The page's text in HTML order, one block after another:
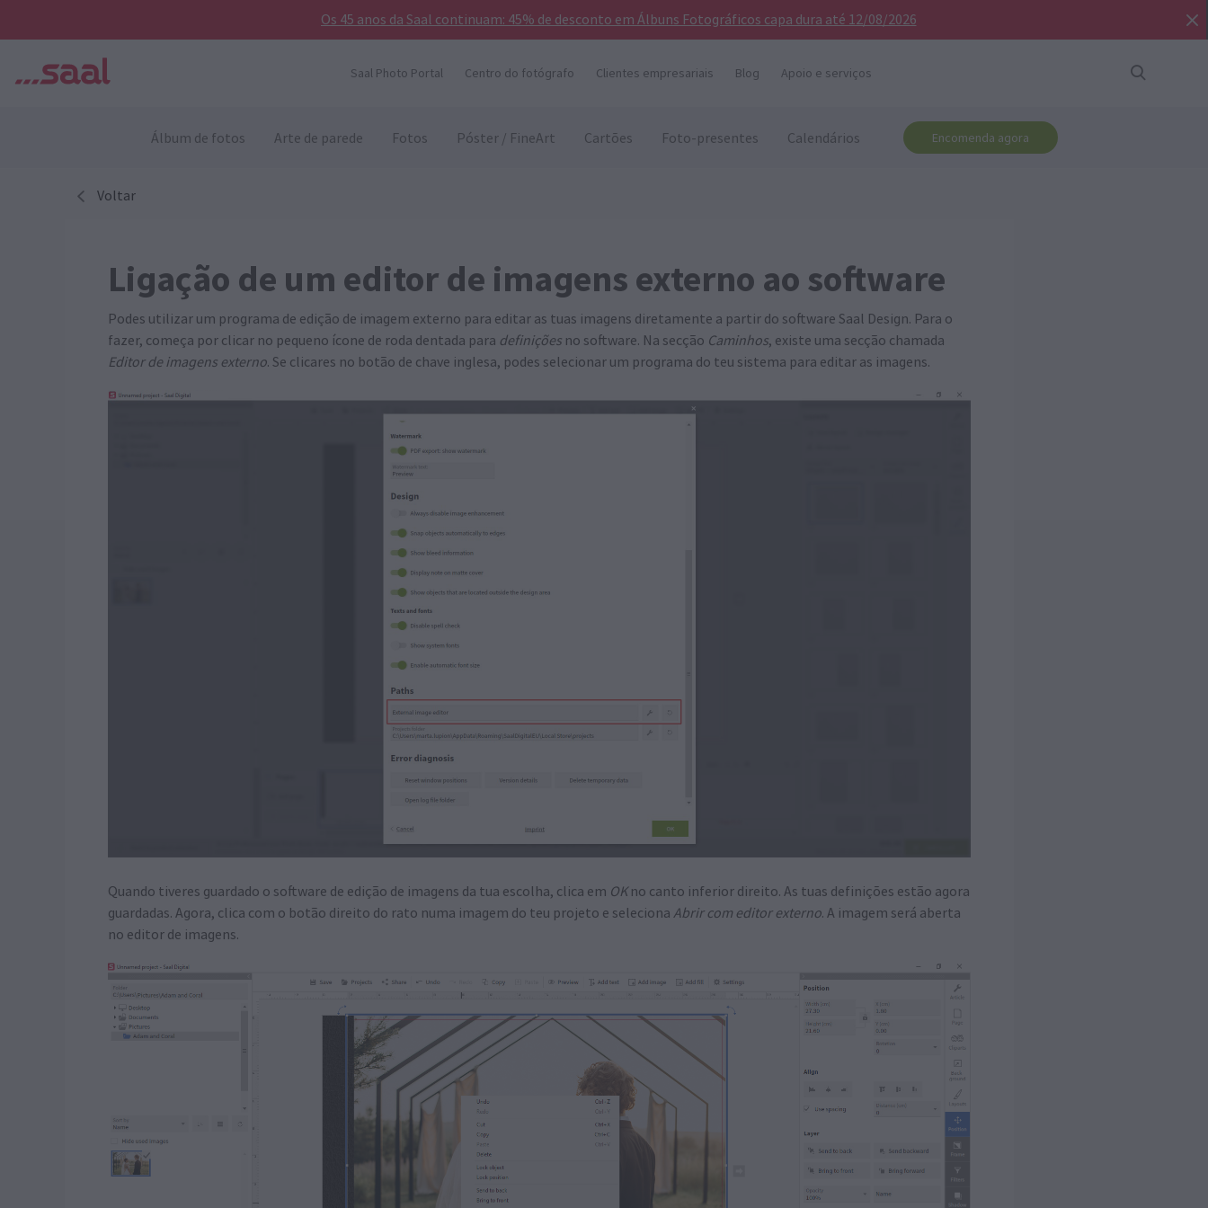
Os 45 anos da Saal continuam: 45% de desconto em Álbuns Fotográficos capa dura até 12/08/2026
Saal Photo Portal Centro do fotógrafo Clientes empresariais Blog Apoio e serviços
Álbum de fotos Arte de parede Fotos Póster / FineArt Cartões Foto-presentes Calendários Encomenda agora
Voltar
Ligação de um editor de imagens externo ao software
Podes utilizar um programa de edição de imagem externo para editar as tuas imagens diretamente a partir do software Saal Design. Para o
fazer, começa por clicar no pequeno ícone de roda dentada para definições no software. Na secção Caminhos, existe uma secção chamada
Editor de imagens externo. Se clicares no botão de chave inglesa, podes selecionar um programa do teu sistema para editar as imagens.
Quando tiveres guardado o software de edição de imagens da tua escolha, clica em OKno canto inferior direito. As tuas definições estão agora
guardadas. Agora, clica com o botão direito do rato numa imagem do teu projeto e seleciona Abrir com editor externo. A imagem será aberta
no editor de imagens.